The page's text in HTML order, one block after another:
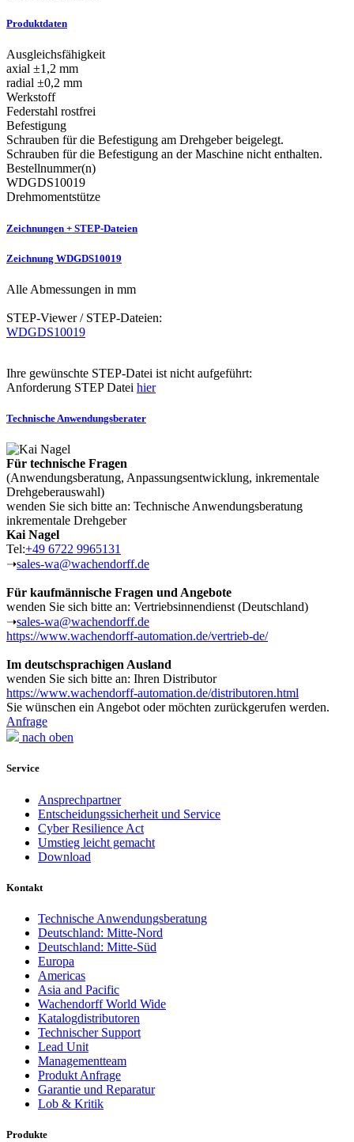
Produktdaten
Ausgleichsfähigkeit
axial ±1,2 mm
radial ±0,2 mm
Werkstoff
Federstahl rostfrei
Befestigung
Schrauben für die Befestigung am Drehgeber beigelegt.
Schrauben für die Befestigung an der Maschine nicht enthalten.
Bestellnummer(n)
WDGDS10019
Drehmomentstütze
Zeichnungen + STEP-Dateien
Zeichnung WDGDS10019
Alle Abmessungen in mm
STEP-Viewer / STEP-Dateien:
WDGDS10019
Ihre gewünschte STEP-Datei ist nicht aufgeführt:
Anforderung STEP Datei hier
Technische Anwendungsberater
Für technische Fragen
(Anwendungsberatung, Anpassungsentwicklung, inkrementale
Drehgeberauswahl)
wenden Sie sich bitte an: Technische Anwendungsberatung
inkrementale Drehgeber
Kai Nagel
Tel:+49 6722 9965131
➝sales-wa@wachendorff.de
Für kaufmännische Fragen und Angebote
wenden Sie sich bitte an: Vertriebsinnendienst (Deutschland)
➝sales-wa@wachendorff.de
https://www.wachendorff-automation.de/vertrieb-de/
Im deutschsprachigen Ausland
wenden Sie sich bitte an: Ihren Distributor
https://www.wachendorff-automation.de/distributoren.html
Sie wünschen ein Angebot oder möchten zurückgerufen werden.
Anfrage
nach oben
Service
Ansprechpartner
Entscheidungssicherheit und Service
Cyber Resilience Act
Umstieg leicht gemacht
Download
Kontakt
Technische Anwendungsberatung
Deutschland: Mitte-Nord
Deutschland: Mitte-Süd
Europa
Americas
Asia and Pacific
Wachendorff World Wide
Katalogdistributoren
Technischer Support
Lead Unit
Managementteam
Produkt Anfrage
Garantie und Reparatur
Lob & Kritik
Produkte